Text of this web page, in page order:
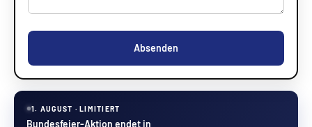
Absenden
1. AUGUST · LIMITIERT
Bundesfeier-Aktion endet in